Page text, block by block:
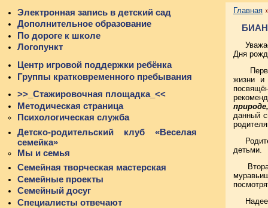
Электронная запись в детский сад
Дополнительное образование
По дороге к школе
Логопункт
Центр игровой поддержки ребёнка
Группы кратковременного пребывания
>>_Стажировочная площадка_<<
Методическая страница
Психологическая служба
Детско-родительский клуб «Веселая
семейка»
Мы и семья
Семейная творческая мастерская
Семейные проекты
Семейный досуг
Специалисты отвечают
Главная
Дня
жизни и
данный
детьми.